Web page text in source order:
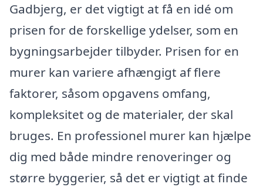
Gadbjerg, er det vigtigt at få en idé om
prisen for de forskellige ydelser, som en
bygningsarbejder tilbyder. Prisen for en
murer kan variere afhængigt af flere
faktorer, såsom opgavens omfang,
kompleksitet og de materialer, der skal
bruges. En professionel murer kan hjælpe
dig med både mindre renoveringer og
større byggerier, så det er vigtigt at finde